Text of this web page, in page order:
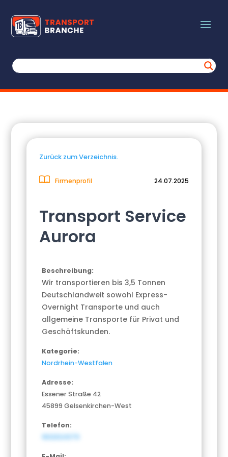
Zurück zum Verzeichnis.
Firmenprofil 24.07.2025
Transport Service
Aurora
Beschreibung:
Wir transportieren bis 3,5 Tonnen
Deutschlandweit sowohl Express-
Overnight Transporte und auch
allgemeine Transporte für Privat und
Geschäftskunden.
Kategorie:
Nordrhein-Westfalen
Adresse:
Essener Straße 42
45899 Gelsenkirchen-West
Telefon:
1602024379